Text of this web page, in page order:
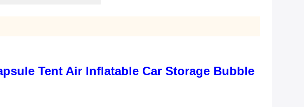
Tent Air Inflatable Car Storage Bubble